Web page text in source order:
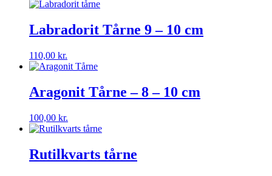
Labradorit Tårne 9 – 10 cm
110,00 kr.
Aragonit Tårne – 8 – 10 cm
100,00 kr.
Rutilkvarts tårne